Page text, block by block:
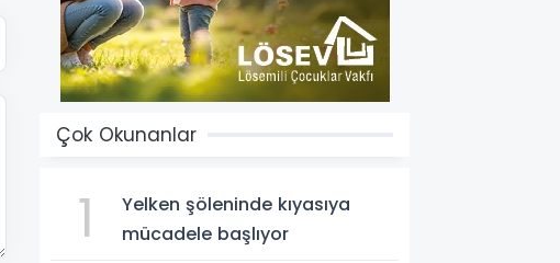
Çok Okunanlar
1
Yelken şöleninde kıyasıya
mücadele başlıyor